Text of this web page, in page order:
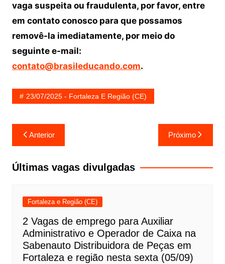
vaga suspeita ou fraudulenta, por favor, entre
em contato conosco para que possamos
removê-la imediatamente, por meio do
seguinte e-mail:
contato@brasileducando.com.
23/07/2025 - Fortaleza E Região (CE)
Navegação
de
Post
Anterior Próximo
Últimas vagas divulgadas
Fortaleza e Região (CE)
2 Vagas de emprego para Auxiliar
Administrativo e Operador de Caixa na
Sabenauto Distribuidora de Peças em
Fortaleza e região nesta sexta (05/09)